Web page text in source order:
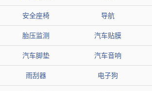
第3名：360行车记录仪
安全座椅 导航
胎压监测 汽车贴膜
汽车脚垫 汽车音响
雨刮器 电子狗